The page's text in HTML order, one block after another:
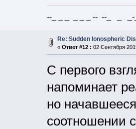
--_ _ _ _ _ _ -- --_ _ _-
Re: Sudden Ionospheric
« Ответ #12 : 02 Сентября
С первого
напоминает
но
соотношении